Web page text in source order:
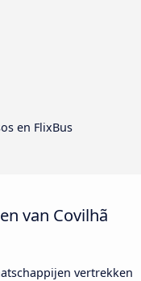
en FlixBus
van Covilhã
vertrekken